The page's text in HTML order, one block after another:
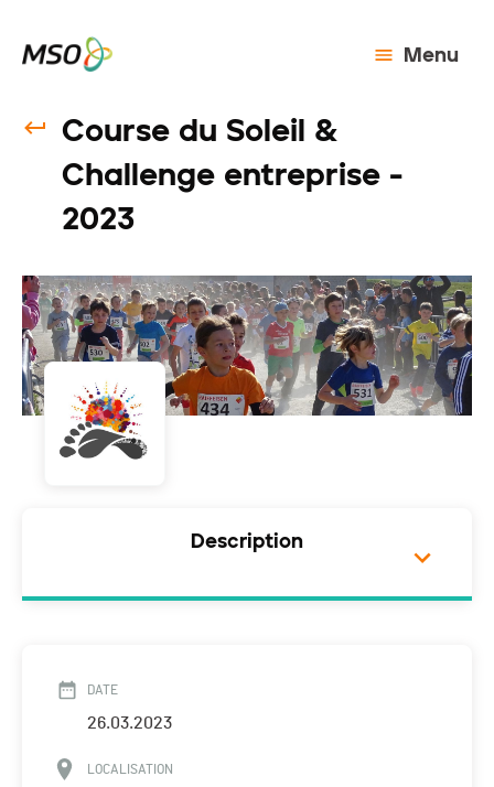
Menu
Course du Soleil &
Challenge entreprise -
2023
Description
DATE
26.03.2023
LOCALISATION